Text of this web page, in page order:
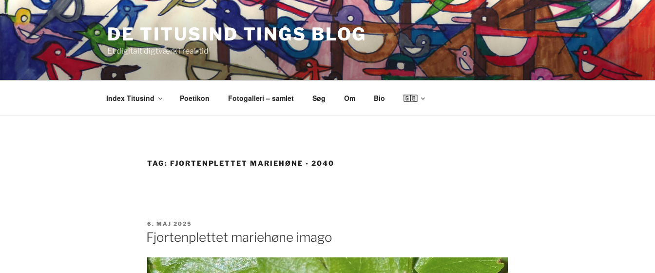
Videre
til
indhold
DE TITUSIND TINGS BLOG
Et digitalt digtværk i real-tid
Index Titusind Poetikon Fotogalleri – samlet Søg Om Bio 🇬🇧
TAG: FJORTENPLETTET MARIEHØNE ◦ 2040
UDGIVET
DEN
6. MAJ 2025
Fjortenplettet mariehøne imago